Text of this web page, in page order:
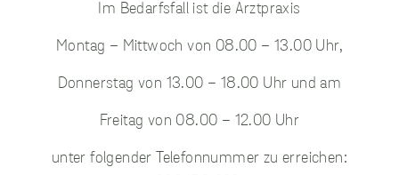
Im Bedarfsfall ist die Arztpraxis
Montag – Mittwoch von 08.00 – 13.00 Uhr,
Donnerstag von 13.00 – 18.00 Uhr und am
Freitag von 08.00 – 12.00 Uhr
unter folgender Telefonnummer zu erreichen:
Anzahl der Besucher,
genutzt haben und die
Besuchern beliebt
Informationen, die
identifizieren, obwohl